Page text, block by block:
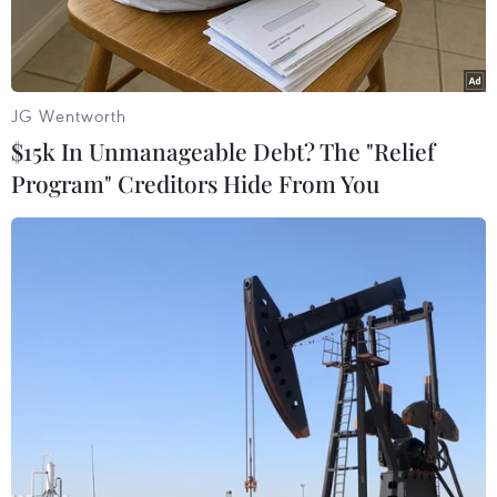
(Nguồn: researchgate.net)
Theo Nhóm làm việc Tam giác tăng trưởng
Indonesia-Malaysia-Thái Lan (IMT-GT),
JG Wentworth
$15k In Unmanageable Debt? The "Relief
Program" Creditors Hide From You